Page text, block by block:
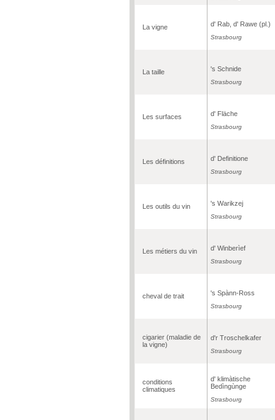
La vigne d' Rab, d' Rawe (pl.)
Strasbourg
La taille 's Schnide
Strasbourg
Les surfaces d' Fläche
Strasbourg
Les définitions d' Definitione
Strasbourg
Les outils du vin 's Warikzej
Strasbourg
Les métiers du vin d' Winberìef
Strasbourg
cheval de trait 's Spànn-Ross
Strasbourg
cigarier (maladie de
la vigne)
d'r Troschelkafer
Strasbourg
conditions
climatiques
d' klimàtische
Bedìngùnge
Strasbourg